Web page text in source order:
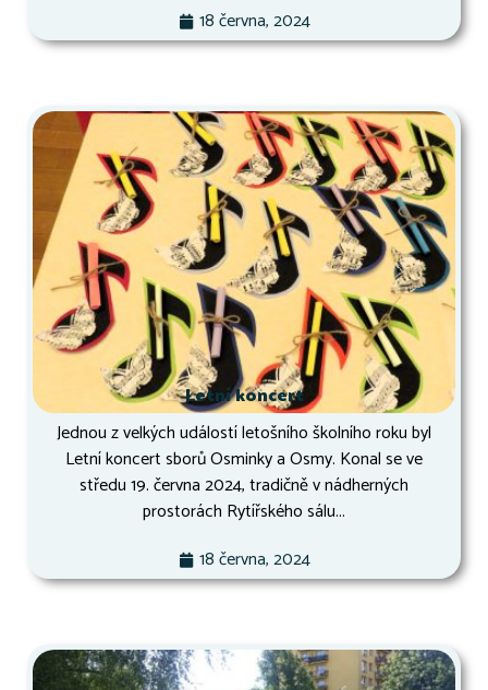
18 června, 2024
Letní koncert
Jednou z velkých událostí letošního školního roku byl
Letní koncert sborů Osminky a Osmy. Konal se ve
středu 19. června 2024, tradičně v nádherných
prostorách Rytířského sálu...
18 června, 2024